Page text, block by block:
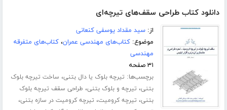
دانلود کتاب طراحی سقف‌های تیرچه‌ای
از:سید مقداد یوسفی کنعانی
موضوع:کتاب‌های مهندسی عمران،کتاب‌های متفرقه
مهندسی
۳۱ صفحه
برچسب‌ها: تیرچه بلوک یا دال بتنی، ساخت تیرچه بلوک
بتنی، تیرچه و بلوک بتنی، طراحی سقف تیرچه بلوک
بتنی، تیرچه کرومیت، تیرچه کرومیت در سازه بتنی،